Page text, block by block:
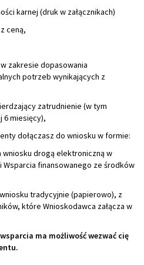
karnej (druk w załącznikach)
ceną,
zakresie dopasowania
potrzeb wynikających z
zatrudnienie (w tym
6 miesięcy),
dołączasz do wniosku w formie:
wniosku drogą elektroniczną w
Wsparcia finansowanego ze środków
tradycyjnie (papierowo), z
które Wnioskodawca załącza w
ma możliwość wezwać cię